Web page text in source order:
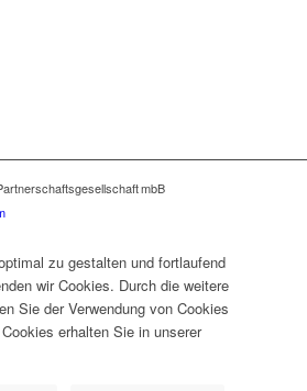
mbB
zu gestalten und fortlaufend
wir Cookies. Durch die weitere
Sie der Verwendung von Cookies
erhalten Sie in unserer